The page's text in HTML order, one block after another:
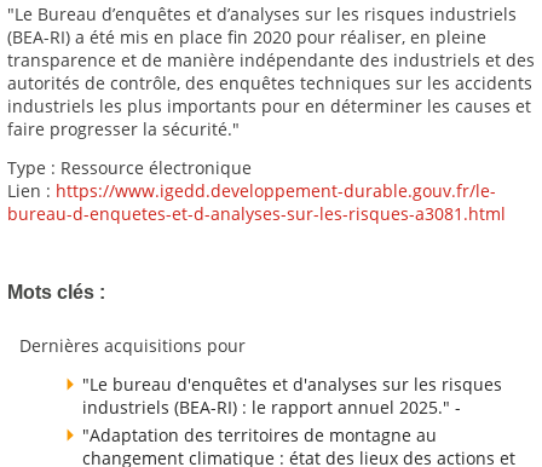
"Le Bureau d’enquêtes et d’analyses sur les risques industriels
(BEA-RI) a été mis en place fin 2020 pour réaliser, en pleine
transparence et de manière indépendante des industriels et des
autorités de contrôle, des enquêtes techniques sur les accidents
industriels les plus importants pour en déterminer les causes et
faire progresser la sécurité."
Type : Ressource électronique
Lien : https://www.igedd.developpement-durable.gouv.fr/le-
bureau-d-enquetes-et-d-analyses-sur-les-risques-a3081.html
Mots clés :
Dernières acquisitions pour
"Le bureau d'enquêtes et d'analyses sur les risques
industriels (BEA-RI) : le rapport annuel 2025." -
"Adaptation des territoires de montagne au
changement climatique : état des lieux des actions et